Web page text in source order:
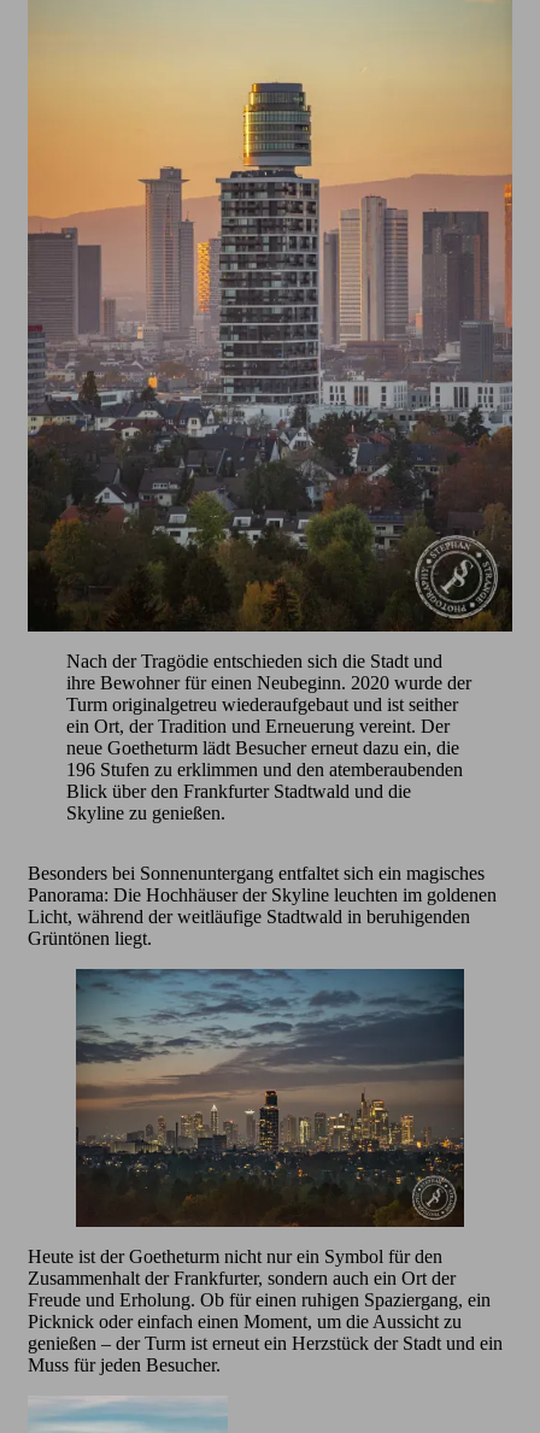
Nach der Tragödie entschieden sich die Stadt und
ihre Bewohner für einen Neubeginn. 2020 wurde der
Turm originalgetreu wiederaufgebaut und ist seither
ein Ort, der Tradition und Erneuerung vereint. Der
neue Goetheturm lädt Besucher erneut dazu ein, die
196 Stufen zu erklimmen und den atemberaubenden
Blick über den Frankfurter Stadtwald und die
Skyline zu genießen.
Besonders bei Sonnenuntergang entfaltet sich ein magisches
Panorama: Die Hochhäuser der Skyline leuchten im goldenen
Licht, während der weitläufige Stadtwald in beruhigenden
Grüntönen liegt.
Heute ist der Goetheturm nicht nur ein Symbol für den
Zusammenhalt der Frankfurter, sondern auch ein Ort der
Freude und Erholung. Ob für einen ruhigen Spaziergang, ein
Picknick oder einfach einen Moment, um die Aussicht zu
genießen – der Turm ist erneut ein Herzstück der Stadt und ein
Muss für jeden Besucher.